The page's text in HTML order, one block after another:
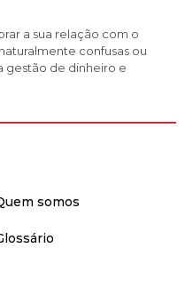
a sua relação com o
confusas ou
gestão de dinheiro e
somos